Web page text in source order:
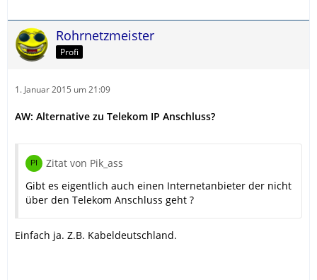
Rohrnetzmeister
Profi
1. Januar 2015 um 21:09
AW: Alternative zu Telekom IP Anschluss?
Zitat von Pik_ass
Gibt es eigentlich auch einen Internetanbieter der nicht
über den Telekom Anschluss geht ?
Einfach ja. Z.B. Kabeldeutschland.